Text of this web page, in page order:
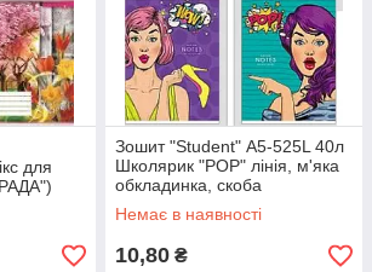
для
Зошит "Student" А5-525L 40л
Школярик "POP" лінія, м'яка
обкладинка, скоба
Немає в наявності
10,80 ₴